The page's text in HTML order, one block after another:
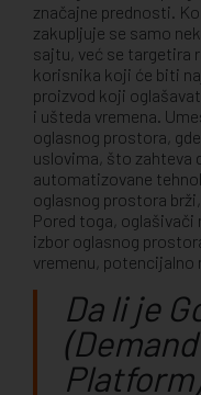
značajne prednosti.
zakupljuje se samo
sajtu, već se targetira
korisnika koji će biti
proizvod koji
i ušteda vremena.
oglasnog prostora,
uslovima, što zahteva
automatizovane
oglasnog prostora
Pored toga, oglašivači
izbor oglasnog
vremenu, potencijalno
Da li je